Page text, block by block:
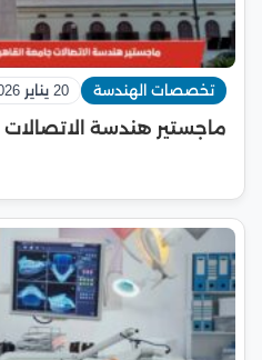
تخصصات الهندسة 20 يناير 2026
ماجستير هندسة الاتصالات